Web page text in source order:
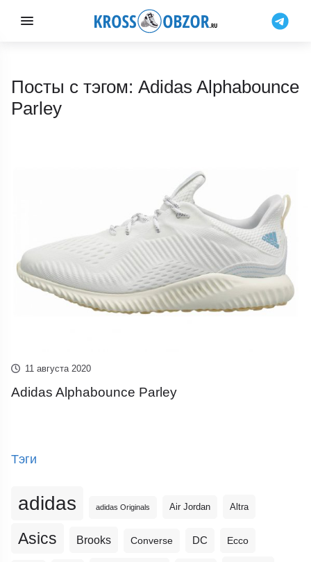
Посты с тэгом: Adidas Alphabounce
Parley
11 августа 2020
Adidas Alphabounce Parley
Тэги
adidas adidas Originals Air Jordan Altra
Asics Brooks Converse DC Ecco